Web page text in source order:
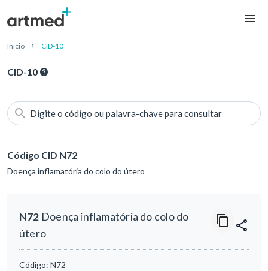
Início CID-10
CID-10
Digite o código ou palavra-chave para consultar
Código CID N72
Doença inflamatória do colo do útero
N72 Doença inflamatória do colo do
útero
Código: N72